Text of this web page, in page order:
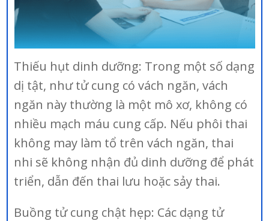
Thiếu hụt dinh dưỡng: Trong một số dạng
dị tật, như tử cung có vách ngăn, vách
ngăn này thường là một mô xơ, không có
nhiều mạch máu cung cấp. Nếu phôi thai
không may làm tổ trên vách ngăn, thai
nhi sẽ không nhận đủ dinh dưỡng để phát
triển, dẫn đến thai lưu hoặc sảy thai.
Buồng tử cung chật hẹp: Các dạng tử